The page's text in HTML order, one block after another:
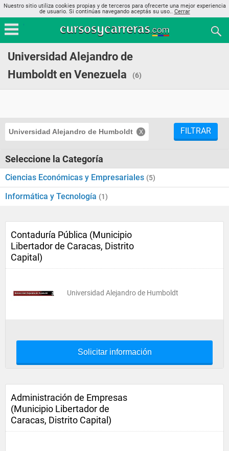
Nuestro sitio utiliza cookies propias y de terceros para ofrecerte una mejor experiencia
de usuario. Si continúas navegando aceptás su uso.. Cerrar
Universidad Alejandro de
Humboldt en Venezuela
(6)
Universidad Alejandro de Humboldt FILTRAR
Seleccione la Categoría
Ciencias Económicas y Empresariales (5)
Informática y Tecnología (1)
Contaduría Pública (Municipio
Libertador de Caracas, Distrito
Capital)
Universidad Alejandro de Humboldt
Solicitar información
Administración de Empresas
(Municipio Libertador de
Caracas, Distrito Capital)